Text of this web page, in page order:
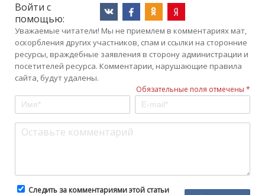
Войти с
помощью:
Уважаемые читатели! Мы не приемлем в комментариях мат,
оскорбления других участников, спам и ссылки на сторонние
ресурсы, враждебные заявления в сторону администрации и
посетителей ресурса. Комментарии, нарушающие правила
сайта, будут удалены.
Обязательные поля отмечены *
Следить за комментариями этой статьи